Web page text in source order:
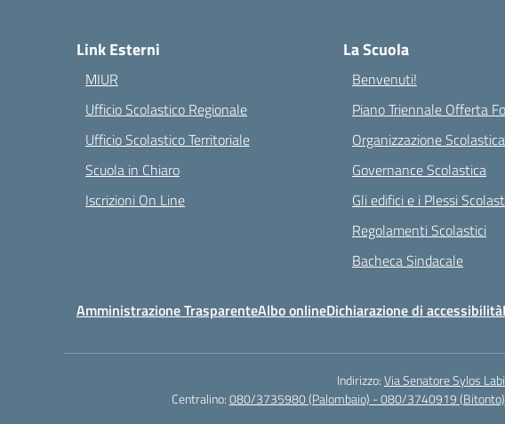
Link Esterni
MIUR
Ufficio Scolastico Regionale
Ufficio Scolastico Territoriale
Scuola in Chiaro
Iscrizioni On Line
La Scuola
Benvenuti!
Piano Triennale Offerta
Organizzazione Scolastica
Governance Scolastica
Gli edifici e i Plessi
Regolamenti Scolastici
Bacheca Sindacale
Amministrazione TrasparenteAlbo onlineDichiarazione di accessibilità
Indirizzo:Via Senatore Sylos
Centralino:080/3735980 (Palombaio) - 080/3740919 (Bitonto)